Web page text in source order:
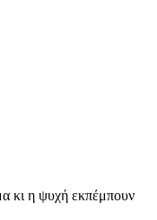
κι η ψυχή εκπέμπουν